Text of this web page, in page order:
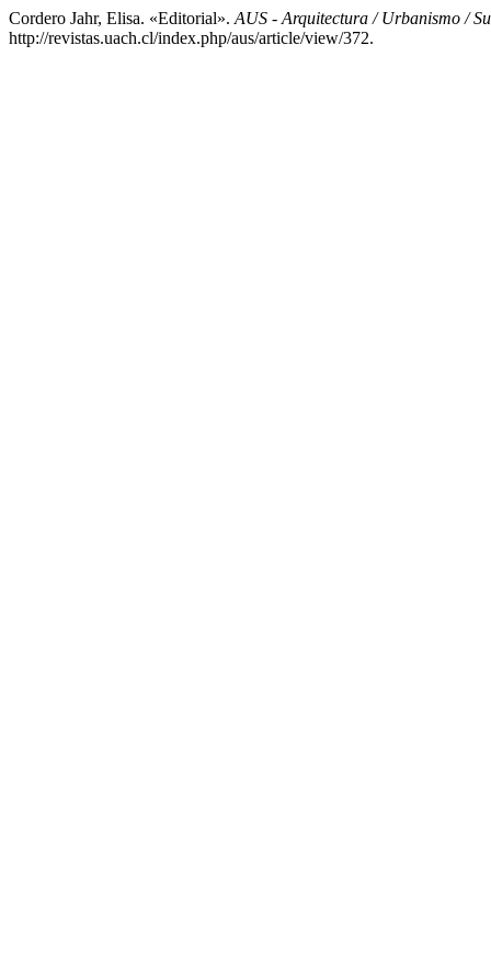
Cordero Jahr, Elisa. «Editorial». AUS - Arquitectura / Urbanismo /
http://revistas.uach.cl/index.php/aus/article/view/372.